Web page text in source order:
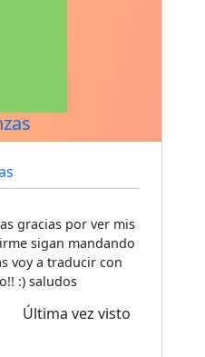
gracias por ver mis
sigan mandando
voy a traducir con
:) saludos
Última vez visto